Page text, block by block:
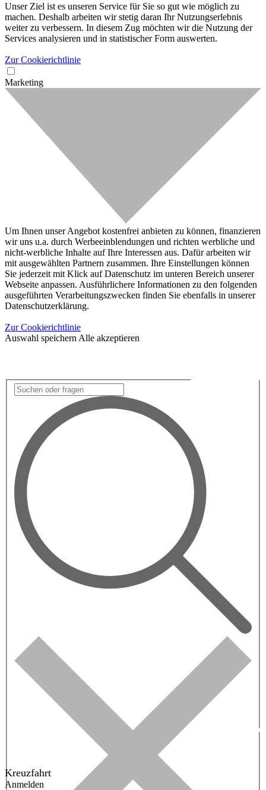
Unser Ziel ist es unseren Service für Sie so gut wie möglich zu
machen. Deshalb arbeiten wir stetig daran Ihr Nutzungserlebnis
weiter zu verbessern. In diesem Zug möchten wir die Nutzung der
Services analysieren und in statistischer Form auswerten.
Zur Cookierichtlinie
Marketing
Um Ihnen unser Angebot kostenfrei anbieten zu können, finanzieren
wir uns u.a. durch Werbeeinblendungen und richten werbliche und
nicht-werbliche Inhalte auf Ihre Interessen aus. Dafür arbeiten wir
mit ausgewählten Partnern zusammen. Ihre Einstellungen können
Sie jederzeit mit Klick auf Datenschutz im unteren Bereich unserer
Webseite anpassen. Ausführlichere Informationen zu den folgenden
ausgeführten Verarbeitungszwecken finden Sie ebenfalls in unserer
Datenschutzerklärung.
Zur Cookierichtlinie
Auswahl speichern Alle akzeptieren
Kreuzfahrt
Anmelden